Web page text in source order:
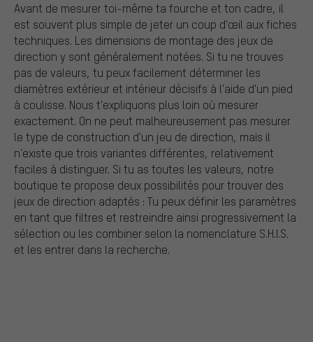
Avant de mesurer toi-même ta fourche et ton cadre, il
est souvent plus simple de jeter un coup d'œil aux fiches
techniques. Les dimensions de montage des jeux de
direction y sont généralement notées. Si tu ne trouves
pas de valeurs, tu peux facilement déterminer les
diamètres extérieur et intérieur décisifs à l'aide d'un pied
à coulisse. Nous t'expliquons plus loin où mesurer
exactement. On ne peut malheureusement pas mesurer
le type de construction d'un jeu de direction, mais il
n'existe que trois variantes différentes, relativement
faciles à distinguer. Si tu as toutes les valeurs, notre
boutique te propose deux possibilités pour trouver des
jeux de direction adaptés : Tu peux définir les paramètres
en tant que filtres et restreindre ainsi progressivement la
sélection ou les combiner selon la nomenclature S.H.I.S.
et les entrer dans la recherche.